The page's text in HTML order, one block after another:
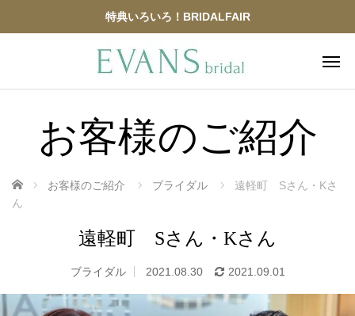
特典いろいろ！BRIDALFAIR
お客様のご紹介
ホーム お客様のご紹介 ブライダル
遠軽町 Sさん・Kさ
ん
遠軽町 Sさん・Kさん
ブライダル 2021.08.30 2021.09.01